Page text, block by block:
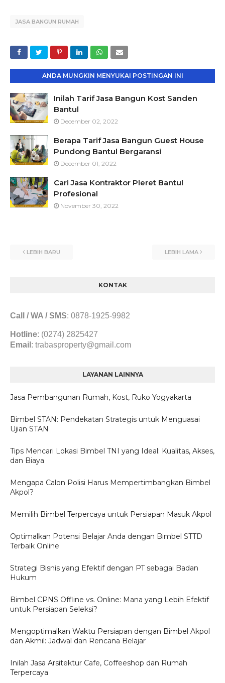
JASA BANGUN RUMAH
ANDA MUNGKIN MENYUKAI POSTINGAN INI
Inilah Tarif Jasa Bangun Kost Sanden
Bantul
December 02, 2022
Berapa Tarif Jasa Bangun Guest House
Pundong Bantul Bergaransi
December 01, 2022
Cari Jasa Kontraktor Pleret Bantul
Profesional
November 30, 2022
LEBIH BARU LEBIH LAMA
KONTAK
Call / WA / SMS: 0878-1925-9982
Hotline: (0274) 2825427
Email : trabasproperty@gmail.com
LAYANAN LAINNYA
Jasa Pembangunan Rumah, Kost, Ruko Yogyakarta
Bimbel STAN: Pendekatan Strategis untuk Menguasai
Ujian STAN
Tips Mencari Lokasi Bimbel TNI yang Ideal: Kualitas, Akses,
dan Biaya
Mengapa Calon Polisi Harus Mempertimbangkan Bimbel
Akpol?
Memilih Bimbel Terpercaya untuk Persiapan Masuk Akpol
Optimalkan Potensi Belajar Anda dengan Bimbel STTD
Terbaik Online
Strategi Bisnis yang Efektif dengan PT sebagai Badan
Hukum
Bimbel CPNS Offline vs. Online: Mana yang Lebih Efektif
untuk Persiapan Seleksi?
Mengoptimalkan Waktu Persiapan dengan Bimbel Akpol
dan Akmil: Jadwal dan Rencana Belajar
Inilah Jasa Arsitektur Cafe, Coffeeshop dan Rumah
Terpercaya